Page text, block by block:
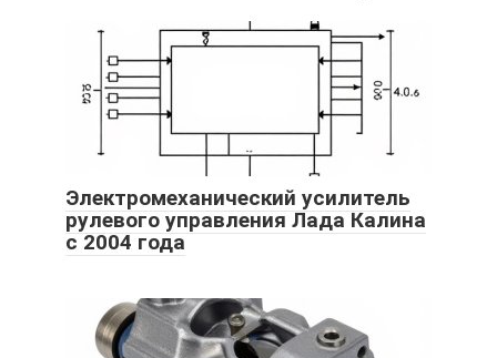
Электромеханический усилитель
рулевого управления Лада Калина
с 2004 года